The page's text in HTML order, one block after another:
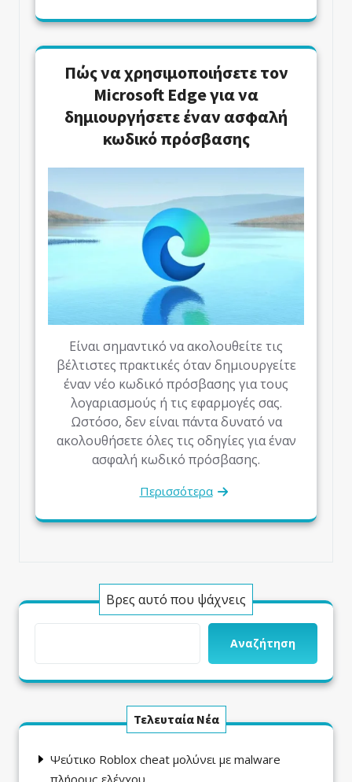
Πώς να χρησιμοποιήσετε τον
Microsoft Edge για να
δημιουργήσετε έναν ασφαλή
κωδικό πρόσβασης
Είναι σημαντικό να ακολουθείτε τις
βέλτιστες πρακτικές όταν δημιουργείτε
έναν νέο κωδικό πρόσβασης για τους
λογαριασμούς ή τις εφαρμογές σας.
Ωστόσο, δεν είναι πάντα δυνατό να
ακολουθήσετε όλες τις οδηγίες για έναν
ασφαλή κωδικό πρόσβασης.
Περισσότερα
Βρες αυτό που ψάχνεις
Αναζήτηση
Τελευταία Νέα
Ψεύτικο Roblox cheat μολύνει με malware
πλήρους ελέγχου